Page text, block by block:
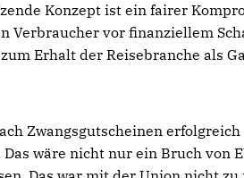
Konzept ist ein fairer
Verbraucher vor finanziellem
Erhalt der Reisebranche als
Zwangsgutscheinen erfolgreich
wäre nicht nur ein Bruch von